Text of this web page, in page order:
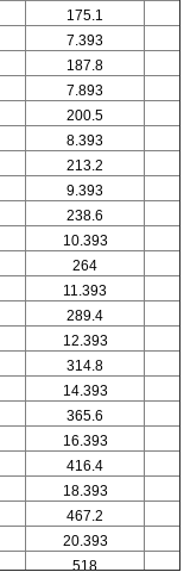
175.1
7.393
187.8
7.893
200.5
8.393
213.2
9.393
238.6
10.393
264
11.393
289.4
12.393
314.8
14.393
365.6
16.393
416.4
18.393
467.2
20.393
518